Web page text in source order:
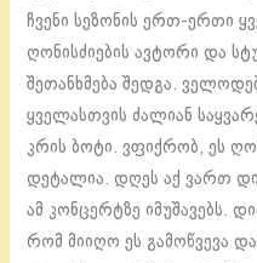
ჩვენი სეზონის ერთ-ერთი
ღონისძიების ავტორი და
შეთანხმება შედგა.
ყველასთვის ძალიან
კრის ბოტი. ვფიქრობ, ეს
დეტალია. დღეს აქ ვართ
ამ კონცერტზე იმუშავებს.
რომ მიიღო ეს გამოწვევა